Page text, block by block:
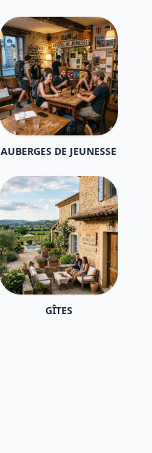
AUBERGES DE JEUNESSE
GÎTES